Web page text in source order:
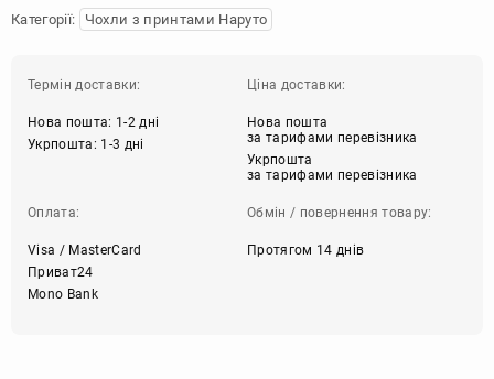
Категорії: Чохли з принтами Наруто
Термін доставки:
Нова пошта: 1-2 дні
Укрпошта: 1-3 дні
Ціна доставки:
Нова пошта
за тарифами перевізника
Укрпошта
за тарифами перевізника
Оплата:
Visa / MasterCard
Приват24
Mono Bank
Обмін / повернення товару:
Протягом 14 днів